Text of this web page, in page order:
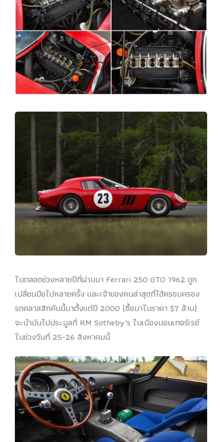
ในตลอดช่วงหลายปีที่ผ่านมา Ferrari 250 GTO 1962 ถูก
เปลี่ยนมือไปหลายครั้ง และเจ้าของคนล่าสุดที่ได้ครอบครอง
รถคลาสสิกคันนี้มาตั้งแต่ปี 2000 (ซื้อมาในราคา $7 ล้าน)
จะนำมันไปประมูลที่ RM Sotheby’s ในเมืองมอนเทอร์เรย์
ในช่วงวันที่ 25-26 สิงหาคมนี้